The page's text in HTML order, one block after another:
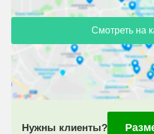
Смотреть на
Нужны клиенты?